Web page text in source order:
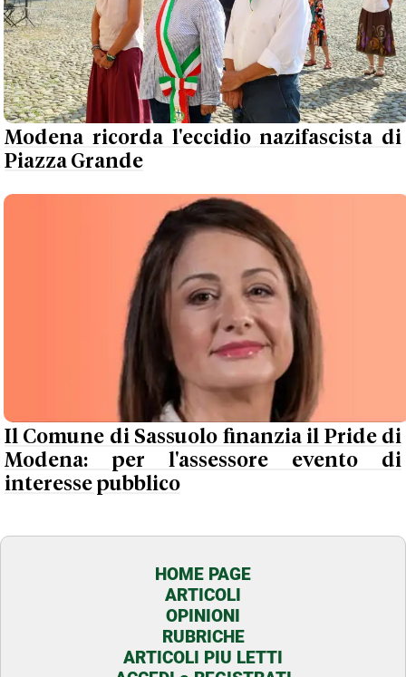
Modena ricorda l'eccidio nazifascista di
Piazza Grande
Il Comune di Sassuolo finanzia il Pride di
Modena: per l'assessore evento di
interesse pubblico
HOME PAGE
ARTICOLI
OPINIONI
RUBRICHE
ARTICOLI PIU LETTI